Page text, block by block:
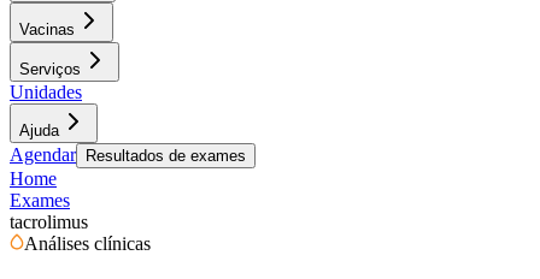
Vacinas
Serviços
Unidades
Ajuda
Agendar Resultados de exames
Home
Exames
tacrolimus
Análises clínicas